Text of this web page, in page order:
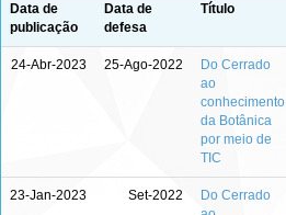
Data de
publicação
Data de
defesa
Título
24-Abr-2023 25-Ago-2022
Do Cerrado
ao
conhecimento
da Botânica
por meio de
TIC
23-Jan-2023 Set-2022
Do Cerrado